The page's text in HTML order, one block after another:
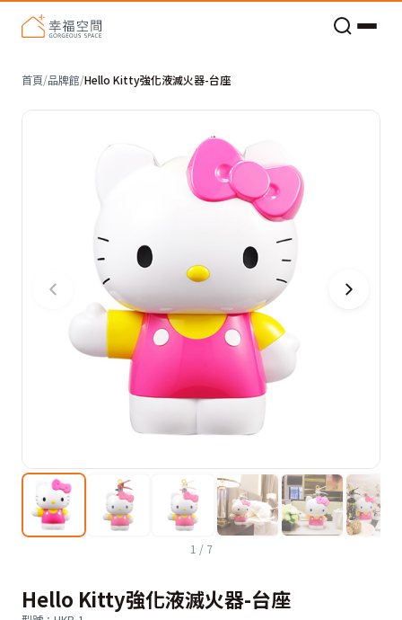
首頁/品牌館/Hello Kitty強化液滅火器-台座
1 / 7
Hello Kitty強化液滅火器-台座